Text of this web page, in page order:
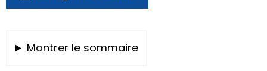
Montrer le sommaire